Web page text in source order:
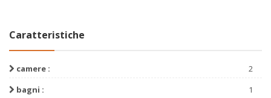
Caratteristiche
camere :
2
bagni :
1